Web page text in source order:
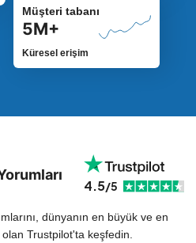
Diğer tüm işlemler, çok zor
değildi, otoparkta arabayı
kendi başımıza bulup
alıyorsunuz, arabayı bulmak
bir 20-25 dakikamı aldı,
Müşteri tabanı
5M+
Küresel erişim
4.5/5
dünyanın en büyük ve en
Trustpilot'ta keşfedin.